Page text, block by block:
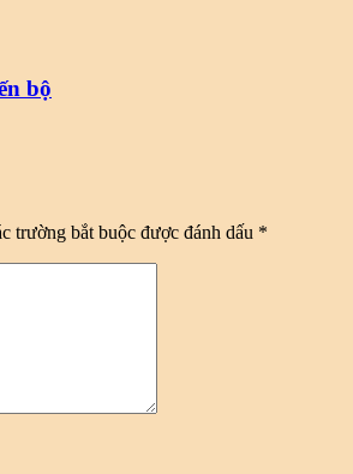
bộ
trường bắt buộc được đánh dấu *